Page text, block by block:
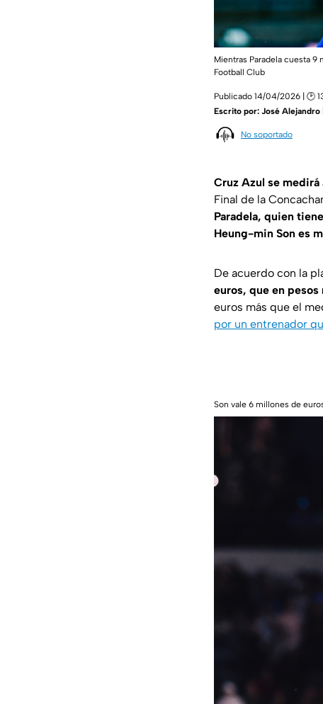
Mientras Paradela cuesta 9
Football Club
Publicado 14/04/2026 | 🕑
Escrito por: José Alejandro
No soportado
Cruz Azul se medirá
Final de la
Paradela, quien
Heung-min Son es
De acuerdo con la
euros, que en
euros más que el
por un entrenador
Son vale 6 millones de